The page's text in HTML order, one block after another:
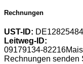
Rechnungen
UST-ID:
Leitweg-ID:
09179134-
Rechnungen senden